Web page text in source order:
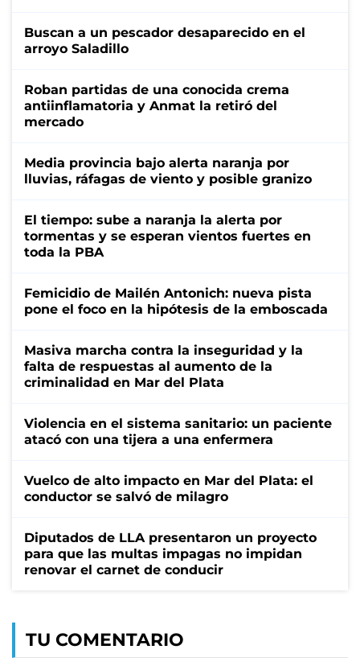
Buscan a un pescador desaparecido en el
arroyo Saladillo
Roban partidas de una conocida crema
antiinflamatoria y Anmat la retiró del
mercado
Media provincia bajo alerta naranja por
lluvias, ráfagas de viento y posible granizo
El tiempo: sube a naranja la alerta por
tormentas y se esperan vientos fuertes en
toda la PBA
Femicidio de Mailén Antonich: nueva pista
pone el foco en la hipótesis de la emboscada
Masiva marcha contra la inseguridad y la
falta de respuestas al aumento de la
criminalidad en Mar del Plata
Violencia en el sistema sanitario: un paciente
atacó con una tijera a una enfermera
Vuelco de alto impacto en Mar del Plata: el
conductor se salvó de milagro
Diputados de LLA presentaron un proyecto
para que las multas impagas no impidan
renovar el carnet de conducir
TU COMENTARIO